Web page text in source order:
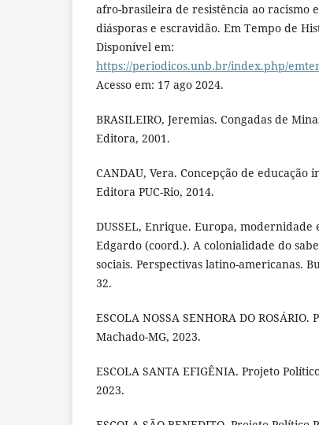
afro-brasileira de resistência ao racismo
diásporas e escravidão. Em Tempo de
Disponível em:
https://periodicos.unb.br/index.php/
Acesso em: 17 ago 2024.
BRASILEIRO, Jeremias. Congadas de
Editora, 2001.
CANDAU, Vera. Concepção de
Editora PUC-Rio, 2014.
DUSSEL, Enrique. Europa, modernidade
Edgardo (coord.). A colonialidade do
sociais. Perspectivas latino-americanas.
32.
ESCOLA NOSSA SENHORA DO
Machado-MG, 2023.
ESCOLA SANTA EFIGÊNIA. Projeto
2023.